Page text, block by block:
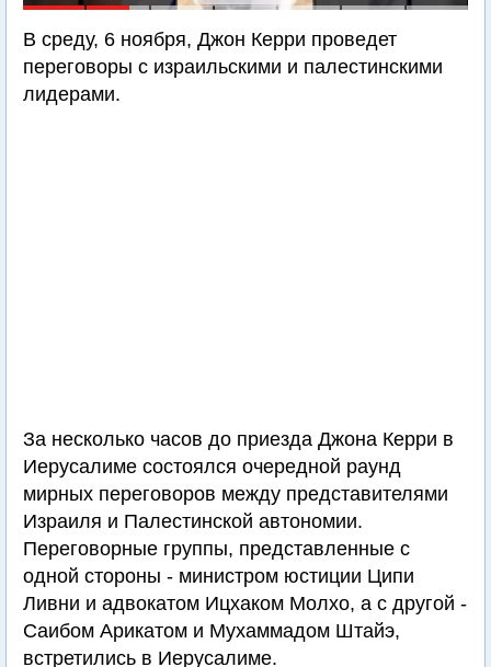
В среду, 6 ноября, Джон Керри проведет
переговоры с израильскими и палестинскими
лидерами.
За несколько часов до приезда Джона Керри в
Иерусалиме состоялся очередной раунд
мирных переговоров между представителями
Израиля и Палестинской автономии.
Переговорные группы, представленные с
одной стороны - министром юстиции Ципи
Ливни и адвокатом Ицхаком Молхо, а с другой -
Саибом Арикатом и Мухаммадом Штайэ,
встретились в Иерусалиме.